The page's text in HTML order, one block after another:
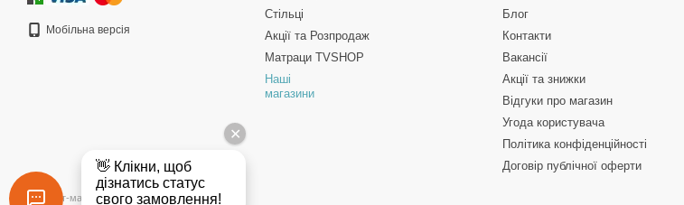
Мобільна версія
Інтернет-магазин створений з Хорошоп
Стільці
Акції та Розпродаж
Матраци TVSHOP
Наші
магазини
Блог
Контакти
Вакансії
Акції та знижки
Відгуки про магазин
Угода користувача
Політика конфіденційності
Договір публічної оферти